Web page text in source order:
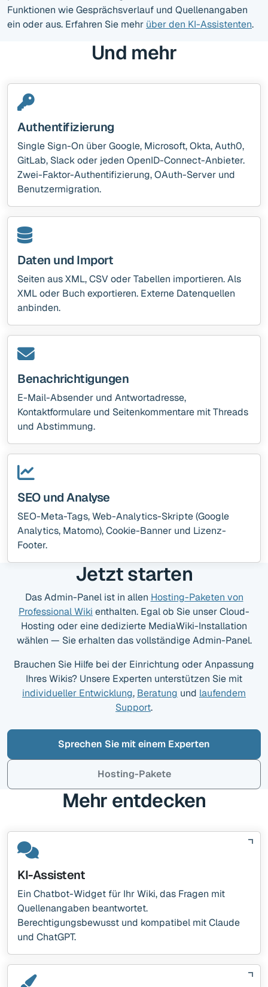
Funktionen wie Gesprächsverlauf und Quellenangaben
ein oder aus. Erfahren Sie mehr über den KI-Assistenten.
Und mehr
Authentifizierung
Single Sign-On über Google, Microsoft, Okta, Auth0,
GitLab, Slack oder jeden OpenID-Connect-Anbieter.
Zwei-Faktor-Authentifizierung, OAuth-Server und
Benutzermigration.
Daten und Import
Seiten aus XML, CSV oder Tabellen importieren. Als
XML oder Buch exportieren. Externe Datenquellen
anbinden.
Benachrichtigungen
E-Mail-Absender und Antwortadresse,
Kontaktformulare und Seitenkommentare mit Threads
und Abstimmung.
SEO und Analyse
SEO-Meta-Tags, Web-Analytics-Skripte (Google
Analytics, Matomo), Cookie-Banner und Lizenz-
Footer.
Jetzt starten
Das Admin-Panel ist in allen Hosting-Paketen von
Professional Wiki enthalten. Egal ob Sie unser Cloud-
Hosting oder eine dedizierte MediaWiki-Installation
wählen — Sie erhalten das vollständige Admin-Panel.
Brauchen Sie Hilfe bei der Einrichtung oder Anpassung
Ihres Wikis? Unsere Experten unterstützen Sie mit
individueller Entwicklung, Beratung und laufendem
Support.
Sprechen Sie mit einem Experten
Hosting-Pakete
Mehr entdecken
KI-Assistent
Ein Chatbot-Widget für Ihr Wiki, das Fragen mit
Quellenangaben beantwortet.
Berechtigungsbewusst und kompatibel mit Claude
und ChatGPT.